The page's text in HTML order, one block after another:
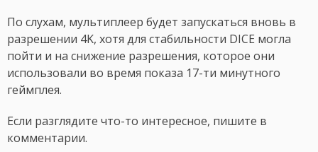
По слухам, мультиплеер будет запускаться вновь в
разрешении 4K, хотя для стабильности DICE могла
пойти и на снижение разрешения, которое они
использовали во время показа 17-ти минутного
геймплея.
Если разглядите что-то интересное, пишите в
комментарии.